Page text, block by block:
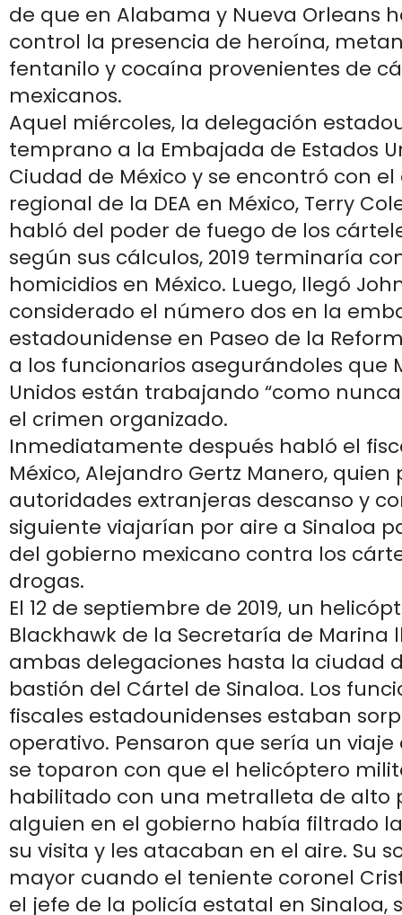
de que en Alabama y Nueva Orleans
control la presencia de heroína,
fentanilo y cocaína provenientes de
mexicanos.
Aquel miércoles, la delegación
temprano a la Embajada de Estados
Ciudad de México y se encontró con
regional de la DEA en México, Terry
habló del poder de fuego de los
según sus cálculos, 2019 terminaría
homicidios en México. Luego, llegó
considerado el número dos en la
estadounidense en Paseo de la
a los funcionarios asegurándoles que
Unidos están trabajando “como
el crimen organizado.
Inmediatamente después habló el
México, Alejandro Gertz Manero, quien
autoridades extranjeras descanso y
siguiente viajarían por aire a Sinaloa
del gobierno mexicano contra los
drogas.
El 12 de septiembre de 2019, un
Blackhawk de la Secretaría de Marina
ambas delegaciones hasta la ciudad
bastión del Cártel de Sinaloa. Los
fiscales estadounidenses estaban
operativo. Pensaron que sería un
se toparon con que el helicóptero
habilitado con una metralleta de alto
alguien en el gobierno había filtrado
su visita y les atacaban en el aire. Su
mayor cuando el teniente coronel
el jefe de la policía estatal en Sinaloa,